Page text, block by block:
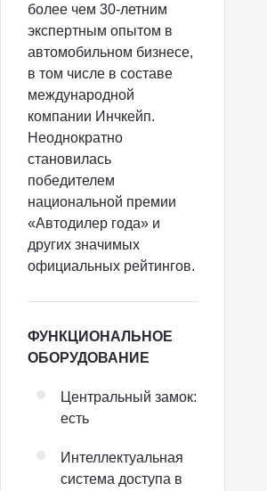
более чем 30-летним
экспертным опытом в
автомобильном бизнесе,
в том числе в составе
международной
компании Инчкейп.
Неоднократно
становилась
победителем
национальной премии
«Автодилер года» и
других значимых
официальных рейтингов.
ФУНКЦИОНАЛЬНОЕ
ОБОРУДОВАНИЕ
Центральный замок:
есть
Интеллектуальная
система доступа в